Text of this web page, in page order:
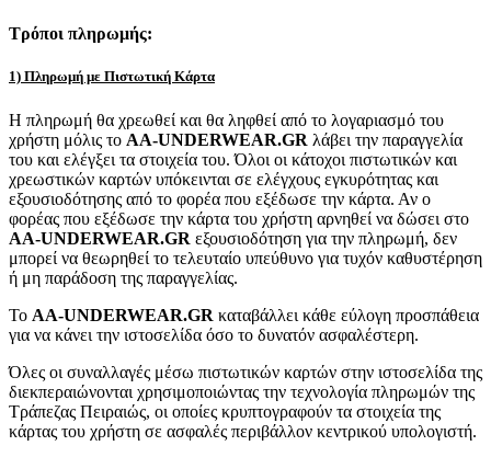
Τρόποι πληρωμής:
1) Πληρωμή με Πιστωτική Κάρτα
Η πληρωμή θα χρεωθεί και θα ληφθεί από το λογαριασμό του
χρήστη μόλις το AA-UNDERWEAR.GR λάβει την παραγγελία
του και ελέγξει τα στοιχεία του. Όλοι οι κάτοχοι πιστωτικών και
χρεωστικών καρτών υπόκεινται σε ελέγχους εγκυρότητας και
εξουσιοδότησης από το φορέα που εξέδωσε την κάρτα. Αν ο
φορέας που εξέδωσε την κάρτα του χρήστη αρνηθεί να δώσει στο
AA-UNDERWEAR.GR εξουσιοδότηση για την πληρωμή, δεν
μπορεί να θεωρηθεί το τελευταίο υπεύθυνο για τυχόν καθυστέρηση
ή μη παράδοση της παραγγελίας.
Το AA-UNDERWEAR.GR καταβάλλει κάθε εύλογη προσπάθεια
για να κάνει την ιστοσελίδα όσο το δυνατόν ασφαλέστερη.
Όλες οι συναλλαγές μέσω πιστωτικών καρτών στην ιστοσελίδα της
διεκπεραιώνονται χρησιμοποιώντας την τεχνολογία πληρωμών της
Τράπεζας Πειραιώς, οι οποίες κρυπτογραφούν τα στοιχεία της
κάρτας του χρήστη σε ασφαλές περιβάλλον κεντρικού υπολογιστή.